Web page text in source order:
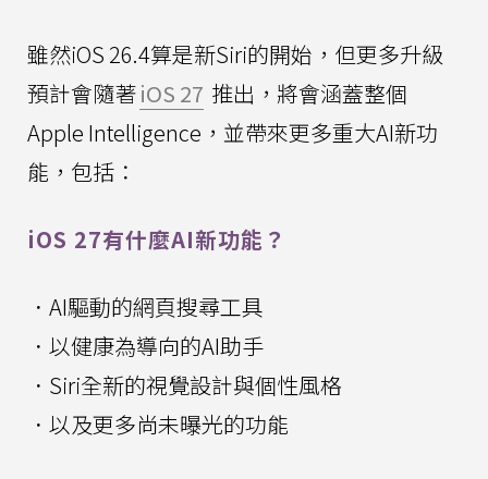
雖然iOS 26.4算是新Siri的開始，但更多升級
預計會隨著iOS 27 推出，將會涵蓋整個
Apple Intelligence，並帶來更多重大AI新功
能，包括：
iOS 27有什麼AI新功能？
．AI驅動的網頁搜尋工具
．以健康為導向的AI助手
．Siri全新的視覺設計與個性風格
．以及更多尚未曝光的功能